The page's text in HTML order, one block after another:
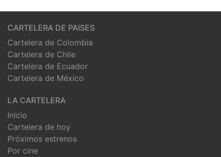
CARTELERA DE PAISES
Cartelera de Colombia
Cartelera de Chile
Cartelera de Ecuador
Cartelera de México
LA CARTELERA
Inicio
Cartelera de hoy
Próximos estrenos
Por cine